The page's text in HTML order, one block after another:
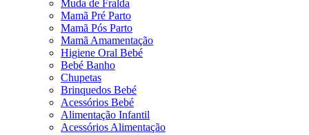
Muda de Fralda
Mamã Pré Parto
Mamã Pós Parto
Mamã Amamentação
Higiene Oral Bebé
Bebé Banho
Chupetas
Brinquedos Bebé
Acessórios Bebé
Alimentação Infantil
Acessórios Alimentação